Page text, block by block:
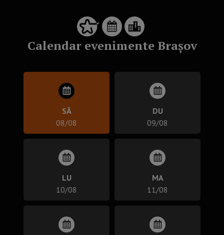
Calendar evenimente Brașov
SÂ
08/08
DU
09/08
LU
10/08
MA
11/08